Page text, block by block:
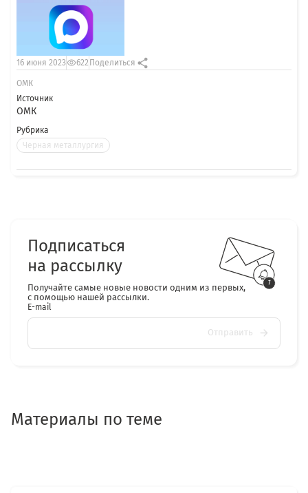
Источник
ОМК
Рубрика
Черная металлургия
16 июня 2023 622 Поделиться
ОМК
Подписаться
на рассылку
Получайте самые новые новости одним из первых,
с помощью нашей рассылки.
E-mail
Отправить
Материалы по теме